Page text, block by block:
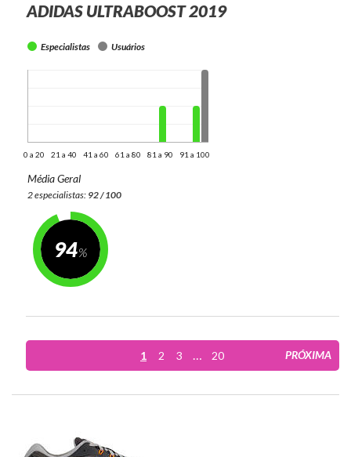
ADIDAS ULTRABOOST 2019
Especialistas Usuários
0 a 20 21 a 40 41 a 60 61 a 80 81 a 90 91 a 100
Média Geral
2 especialistas: 92 / 100
94
1 2 3 … 20 PRÓXIMA